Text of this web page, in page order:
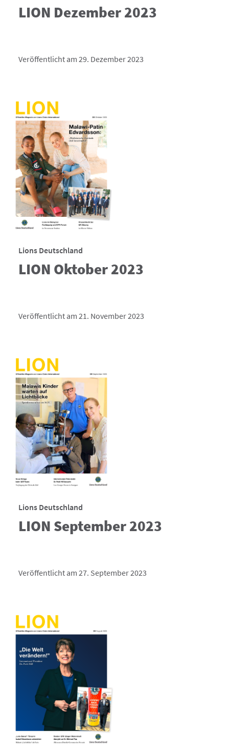
LION Dezember 2023
Veröffentlicht am 29. Dezember 2023
Lions Deutschland
LION Oktober 2023
Veröffentlicht am 21. November 2023
Lions Deutschland
LION September 2023
Veröffentlicht am 27. September 2023